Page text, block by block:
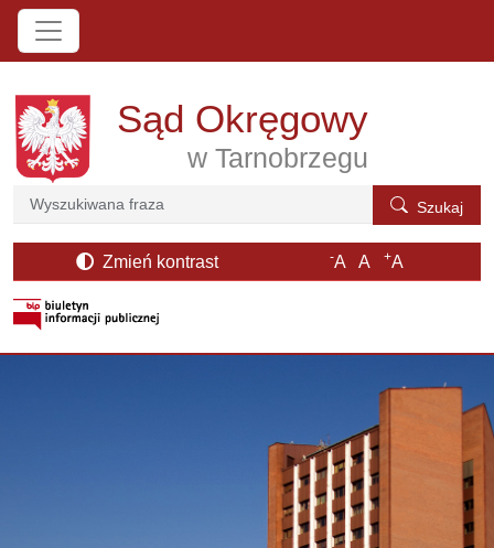
Przejdź do treści
Sąd Okręgowy
w Tarnobrzegu
Szukaj
Szukaj
Zmień kontrast -A A +A
otwiera się w nowym oknie